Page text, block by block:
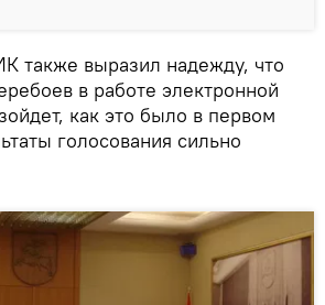
также выразил надежду, что
в работе электронной
как это было в первом
голосования сильно